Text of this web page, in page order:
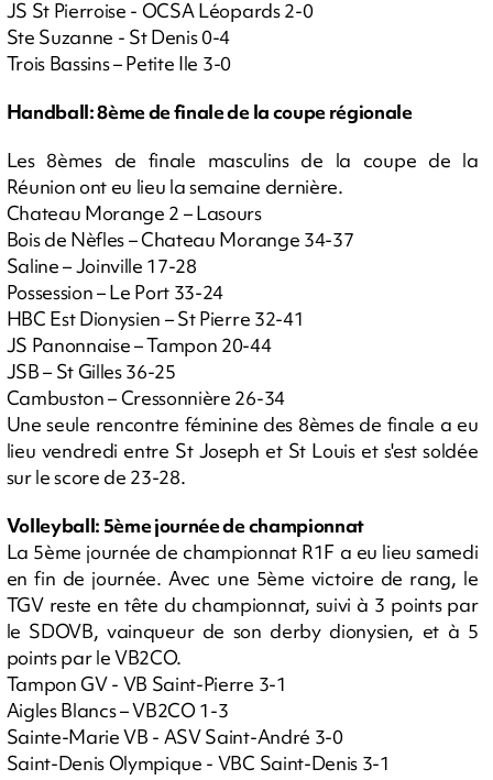
JS St Pierroise - OCSA Léopards 2-0
Ste Suzanne - St Denis 0-4
Trois Bassins – Petite Ile 3-0
Handball: 8ème de finale de la coupe régionale
Les 8èmes de finale masculins de la coupe de la
Réunion ont eu lieu la semaine dernière.
Chateau Morange 2 – Lasours
Bois de Nèfles – Chateau Morange 34-37
Saline – Joinville 17-28
Possession – Le Port 33-24
HBC Est Dionysien – St Pierre 32-41
JS Panonnaise – Tampon 20-44
JSB – St Gilles 36-25
Cambuston – Cressonnière 26-34
Une seule rencontre féminine des 8èmes de finale a eu
lieu vendredi entre St Joseph et St Louis et s'est soldée
sur le score de 23-28.
Volleyball: 5ème journée de championnat
La 5ème journée de championnat R1F a eu lieu samedi
en fin de journée. Avec une 5ème victoire de rang, le
TGV reste en tête du championnat, suivi à 3 points par
le SDOVB, vainqueur de son derby dionysien, et à 5
points par le VB2CO.
Tampon GV - VB Saint-Pierre 3-1
Aigles Blancs – VB2CO 1-3
Sainte-Marie VB - ASV Saint-André 3-0
Saint-Denis Olympique - VBC Saint-Denis 3-1